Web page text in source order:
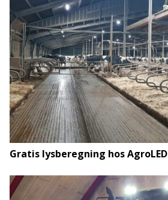
Gratis lysberegning hos AgroLED